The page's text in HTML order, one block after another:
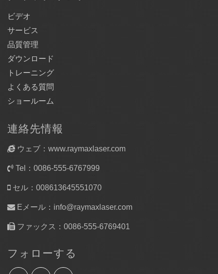
ビデオ
サービス
品質管理
ダウンロード
トレーニング
よくある質問
ショールーム
連絡先情報
ウェブ：www.raymaxlaser.com
Tel：0086-555-6767999
セル：008613645551070
Eメール： info@raymaxlaser.com
ファックス：0086-555-6769401
フォローする